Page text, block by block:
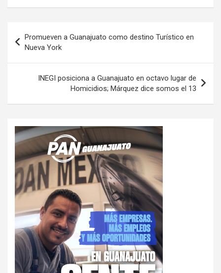
de
entradas
Promueven a Guanajuato como destino Turístico en
Nueva York
INEGI posiciona a Guanajuato en octavo lugar de
Homicidios; Márquez dice somos el 13